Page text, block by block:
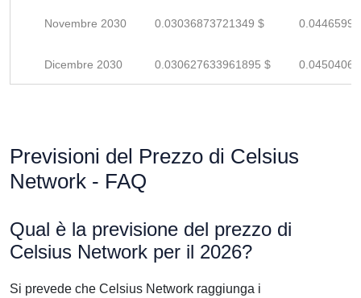
Novembre 2030 0.03036873721349 $
Dicembre 2030 0.030627633961895 $
Previsioni del Prezzo di Celsius
Network - FAQ
Qual è la previsione del prezzo di
Celsius Network per il 2026?
Si prevede che Celsius Network raggiunga i